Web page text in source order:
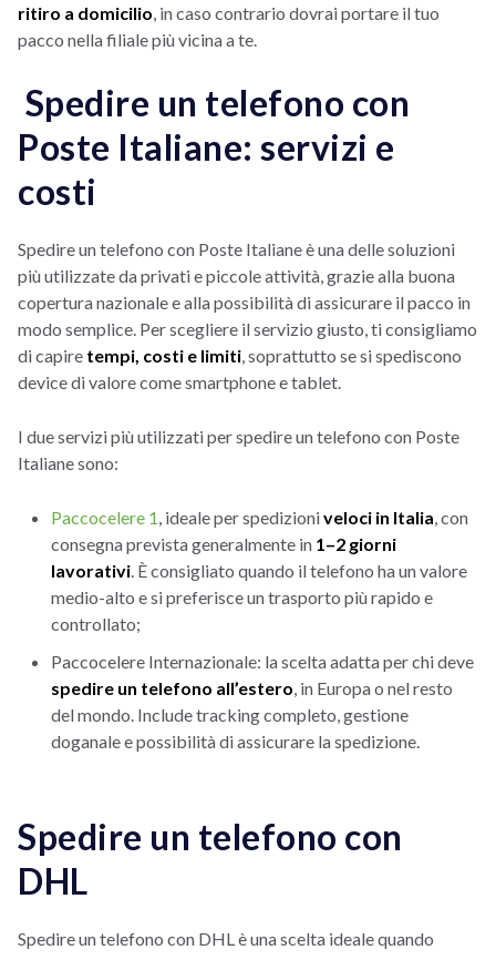
ritiro a domicilio , in caso contrario dovrai portare il tuo
pacco nella filiale più vicina a te.
Spedire un telefono con
Poste Italiane: servizi e
costi
Spedire un telefono con Poste Italiane è una delle soluzioni
più utilizzate da privati e piccole attività, grazie alla buona
copertura nazionale e alla possibilità di assicurare il pacco in
modo semplice. Per scegliere il servizio giusto, ti consigliamo
di capire tempi, costi e limiti , soprattutto se si spediscono
device di valore come smartphone e tablet.
I due servizi più utilizzati per spedire un telefono con Poste
Italiane sono:
Paccocelere 1 , ideale per spedizioniveloci in Italia , con
consegna prevista generalmente in 1–2 giorni
lavorativi . È consigliato quando il telefono ha un valore
medio-alto e si preferisce un trasporto più rapido e
controllato;
Paccocelere Internazionale: la scelta adatta per chi deve
spedire un telefono all’estero , in Europa o nel resto
del mondo. Include tracking completo, gestione
doganale e possibilità di assicurare la spedizione.
Spedire un telefono con
DHL
Spedire un telefono con DHL è una scelta ideale quando